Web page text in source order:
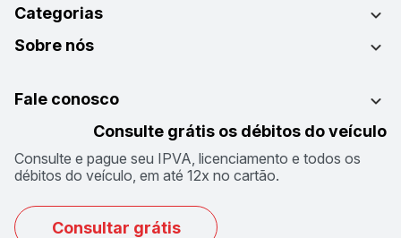
Categorias
Sobre nós
Fale conosco
Consulte grátis os débitos do veículo
Consulte e pague seu IPVA, licenciamento e todos os
débitos do veículo, em até 12x no cartão.
Consultar grátis